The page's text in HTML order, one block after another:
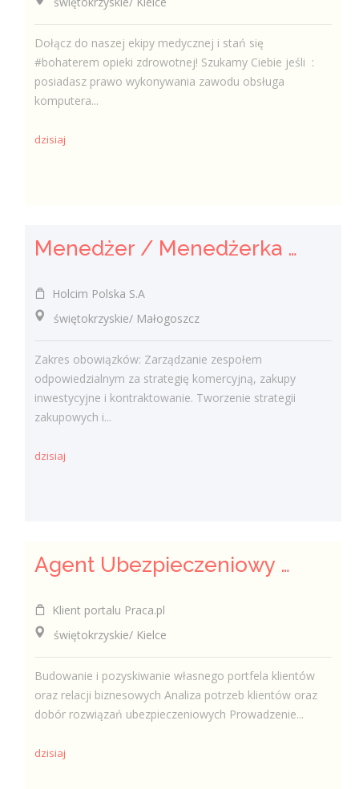
Dołącz do naszej ekipy medycznej i stań się
#bohaterem opieki zdrowotnej! Szukamy Ciebie jeśli ​ :
posiadasz prawo wykonywania zawodu obsługa
komputera...
dzisiaj
Menedżer / Menedżerka Zespołu Strategii Komercyjnej i Kontraktowania
Holcim Polska S.A
świętokrzyskie/ Małogoszcz
Zakres obowiązków: Zarządzanie zespołem
odpowiedzialnym za strategię komercyjną, zakupy
inwestycyjne i kontraktowanie. Tworzenie strategii
zakupowych i...
dzisiaj
Agent Ubezpieczeniowy / Agentka Ubezpieczeniowa
Klient portalu Praca.pl
świętokrzyskie/ Kielce
Budowanie i pozyskiwanie własnego portfela klientów
oraz relacji biznesowych Analiza potrzeb klientów oraz
dobór rozwiązań ubezpieczeniowych Prowadzenie...
dzisiaj